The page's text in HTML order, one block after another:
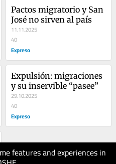
features and experiences in
Pactos migratorio y San
José no sirven al país
11.11.2025
40
Expreso
Expulsión: migraciones
y su inservible “pasee”
29.10.2025
40
Expreso